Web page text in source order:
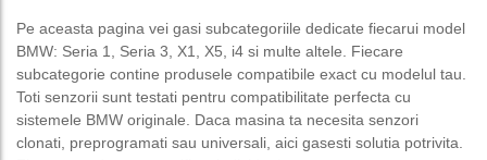
Pe aceasta pagina vei gasi subcategoriile dedicate fiecarui model
BMW: Seria 1, Seria 3, X1, X5, i4 si multe altele. Fiecare
subcategorie contine produsele compatibile exact cu modelul tau.
Toti senzorii sunt testati pentru compatibilitate perfecta cu
sistemele BMW originale. Daca masina ta necesita senzori
clonati, preprogramati sau universali, aici gasesti solutia potrivita.